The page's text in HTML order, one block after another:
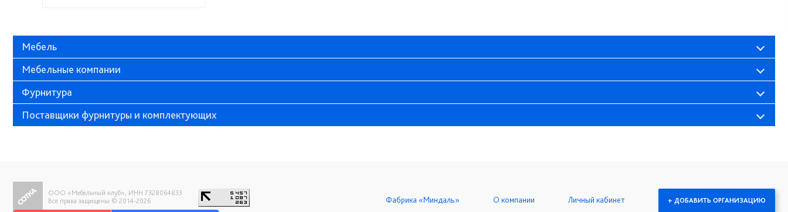
Мебель
Мебельные компании
Фурнитура
Поставщики фурнитуры и комплектующих
ООО «Мебельный клуб», ИНН 7328064833
Все права защищены © 2014-2026
Фабрика «Миндаль» О компании Личный кабинет + ДОБАВИТЬ ОРГАНИЗАЦИЮ